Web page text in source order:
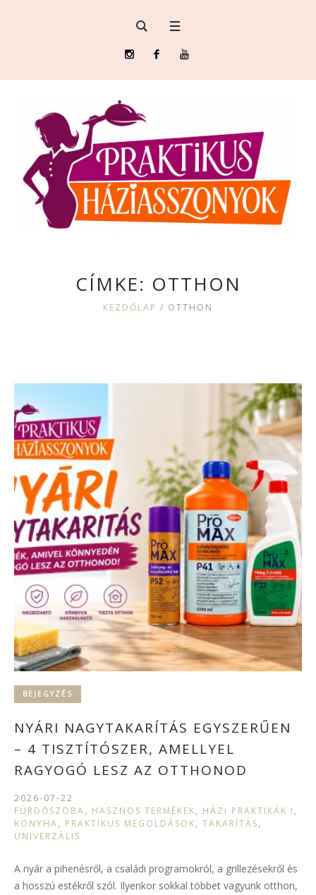
CÍMKE: OTTHON
KEZDŐLAP / OTTHON
BEJEGYZÉS
NYÁRI NAGYTAKARÍTÁS EGYSZERŰEN
– 4 TISZTÍTÓSZER, AMELLYEL
RAGYOGÓ LESZ AZ OTTHONOD
2026-07-22
FÜRDŐSZOBA, HASZNOS TERMÉKEK, HÁZI PRAKTIKÁK ! ,
KONYHA, PRAKTIKUS MEGOLDÁSOK, TAKARÍTÁS,
UNIVERZÁLIS
A nyár a pihenésről, a családi programokról, a grillezésekről és
a hosszú estékről szól. Ilyenkor sokkal többet vagyunk otthon,